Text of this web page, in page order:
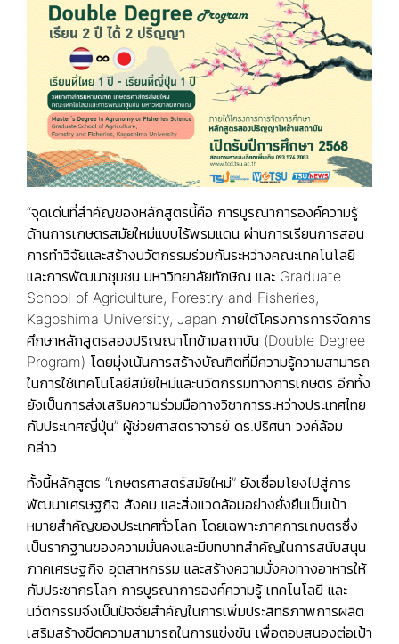
“จุดเด่นที่สำคัญของหลักสูตรนี้คือ การบูรณาการองค์ความรู้
ด้านการเกษตรสมัยใหม่แบบไร้พรมแดน ผ่านการเรียนการสอน
การทำวิจัยและสร้างนวัตกรรมร่วมกันระหว่างคณะเทคโนโลยี
และการพัฒนาชุมชน มหาวิทยาลัยทักษิณ และ Graduate
School of Agriculture, Forestry and Fisheries,
Kagoshima University, Japan ภายใต้โครงการการจัดการ
ศึกษาหลักสูตรสองปริญญาโทข้ามสถาบัน (Double Degree
Program) โดยมุ่งเน้นการสร้างบัณฑิตที่มีความรู้ความสามารถ
ในการใช้เทคโนโลยีสมัยใหม่และนวัตกรรมทางการเกษตร อีกทั้ง
ยังเป็นการส่งเสริมความร่วมมือทางวิชาการระหว่างประเทศไทย
กับประเทศญี่ปุ่น” ผู้ช่วยศาสตราจารย์ ดร.ปริศนา วงค์ล้อม
กล่าว
ทั้งนี้หลักสูตร “เกษตรศาสตร์สมัยใหม่” ยังเชื่อมโยงไปสู่การ
พัฒนาเศรษฐกิจ สังคม และสิ่งแวดล้อมอย่างยั่งยืนเป็นเป้า
หมายสำคัญของประเทศทั่วโลก โดยเฉพาะภาคการเกษตรซึ่ง
เป็นรากฐานของความมั่นคงและมีบทบาทสำคัญในการสนับสนุน
ภาคเศรษฐกิจ อุตสาหกรรม และสร้างความมั่งคงทางอาหารให้
กับประชากรโลก การบูรณาการองค์ความรู้ เทคโนโลยี และ
นวัตกรรมจึงเป็นปัจจัยสำคัญในการเพิ่มประสิทธิภาพการผลิต
เสริมสร้างขีดความสามารถในการแข่งขัน เพื่อตอบสนองต่อเป้า